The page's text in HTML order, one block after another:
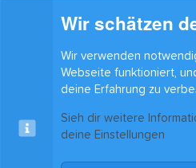
Lernzettel hochladen
BLEIB AUF DEM LAUFENDEN
Wir schätzen
Wir verwenden
Webseite funktioniert,
deine Erfahrung zu
Sieh dir weitere
deine Einstellungen